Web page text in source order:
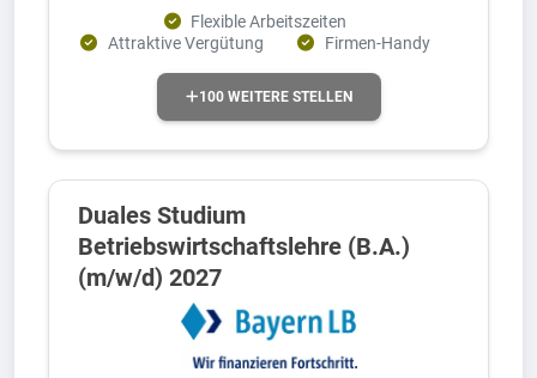
Flexible Arbeitszeiten
Attraktive Vergütung
Firmen-Handy
100 WEITERE STELLEN
Duales Studium
Betriebswirtschaftslehre (B.A.)
(m/w/d) 2027